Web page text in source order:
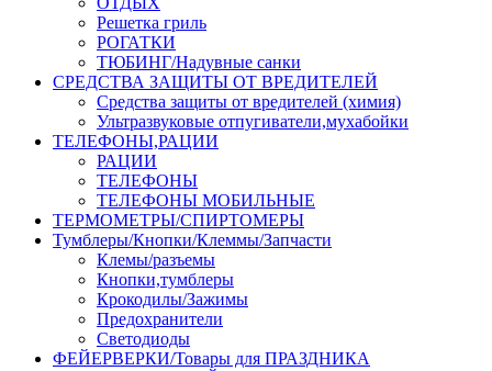
Решетка гриль
РОГАТКИ
ТЮБИНГ/Надувные санки
СРЕДСТВА ЗАЩИТЫ ОТ ВРЕДИТЕЛЕЙ
Средства защиты от вредителей (химия)
Ультразвуковые отпугиватели,мухабойки
ТЕЛЕФОНЫ,РАЦИИ
РАЦИИ
ТЕЛЕФОНЫ
ТЕЛЕФОНЫ МОБИЛЬНЫЕ
ТЕРМОМЕТРЫ/СПИРТОМЕРЫ
Тумблеры/Кнопки/Клеммы/Запчасти
Клемы/разъемы
Кнопки,тумблеры
Крокодилы/Зажимы
Предохранители
Светодиоды
ФЕЙЕРВЕРКИ/Товары для ПРАЗДНИКА